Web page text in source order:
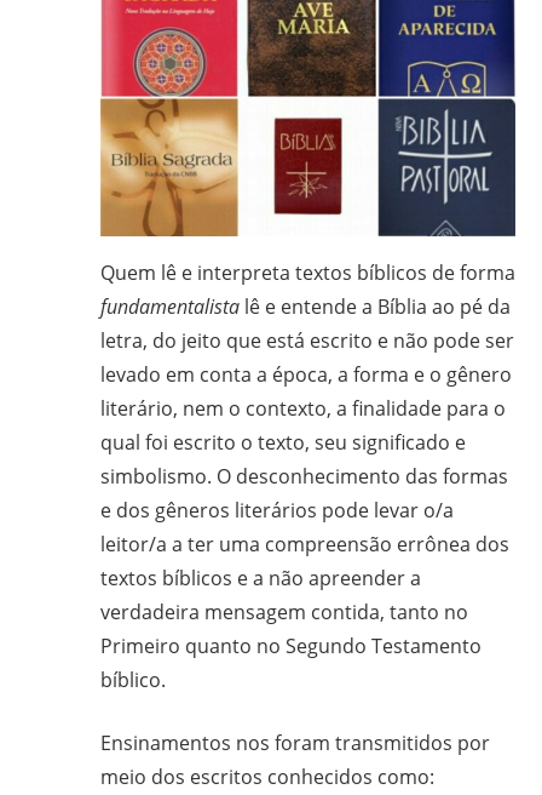
doutorando
Educação
FAE/UFMG;
assessor
Movimentos
Quem lê e interpreta textos bíblicos de forma
fundamentalistalê e entende a Bíblia ao pé da
letra, do jeito que está escrito e não pode ser
levado em conta a época, a forma e o gênero
literário, nem o contexto, a finalidade para o
qual foi escrito o texto, seu significado e
simbolismo. O desconhecimento das formas
e dos gêneros literários pode levar o/a
leitor/a a ter uma compreensão errônea dos
textos bíblicos e a não apreender a
verdadeira mensagem contida, tanto no
Primeiro quanto no Segundo Testamento
bíblico.
Ensinamentos nos foram transmitidos por
meio dos escritos conhecidos como: